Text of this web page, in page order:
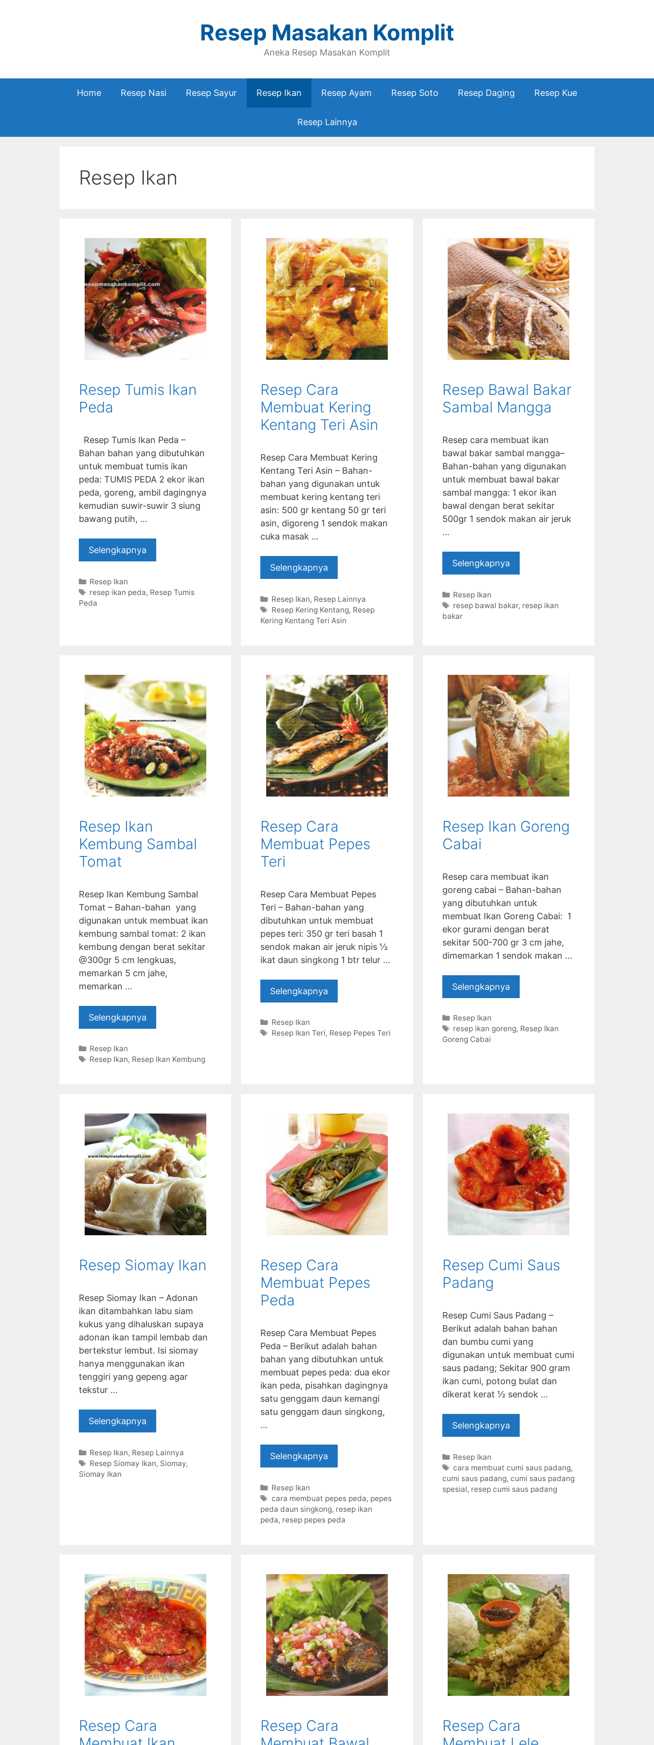
Resep Masakan Komplit
Aneka Resep Masakan Komplit
Home Resep Nasi Resep Sayur Resep Ikan Resep Ayam Resep Soto Resep Daging Resep Kue
Resep Lainnya
Resep Ikan
Resep Tumis Ikan
Peda
Resep Tumis Ikan Peda –
Bahan bahan yang dibutuhkan
untuk membuat tumis ikan
peda: TUMIS PEDA 2 ekor ikan
peda, goreng, ambil dagingnya
kemudian suwir-suwir 3 siung
bawang putih, …
Selengkapnya
Categories
Resep Ikan
Tags
resep ikan peda, Resep Tumis
Peda
Resep Cara
Membuat Kering
Kentang Teri Asin
Resep Cara Membuat Kering
Kentang Teri Asin – Bahan-
bahan yang digunakan untuk
membuat kering kentang teri
asin: 500 gr kentang 50 gr teri
asin, digoreng 1 sendok makan
cuka masak …
Selengkapnya
Categories
Resep Ikan, Resep Lainnya
Tags
Resep Kering Kentang, Resep
Kering Kentang Teri Asin
Resep Bawal Bakar
Sambal Mangga
Resep cara membuat ikan
bawal bakar sambal mangga–
Bahan-bahan yang digunakan
untuk membuat bawal bakar
sambal mangga: 1 ekor ikan
bawal dengan berat sekitar
500gr 1 sendok makan air jeruk
…
Selengkapnya
Categories
Resep Ikan
Tags
resep bawal bakar, resep ikan
bakar
Resep Ikan
Kembung Sambal
Tomat
Resep Ikan Kembung Sambal
Tomat – Bahan-bahan yang
digunakan untuk membuat ikan
kembung sambal tomat: 2 ikan
kembung dengan berat sekitar
@300gr 5 cm lengkuas,
memarkan 5 cm jahe,
memarkan …
Selengkapnya
Categories
Resep Ikan
Tags
Resep Ikan, Resep Ikan Kembung
Resep Cara
Membuat Pepes
Teri
Resep Cara Membuat Pepes
Teri – Bahan-bahan yang
dibutuhkan untuk membuat
pepes teri: 350 gr teri basah 1
sendok makan air jeruk nipis ½
ikat daun singkong 1 btr telur …
Selengkapnya
Categories
Resep Ikan
Tags
Resep Ikan Teri, Resep Pepes Teri
Resep Ikan Goreng
Cabai
Resep cara membuat ikan
goreng cabai – Bahan-bahan
yang dibutuhkan untuk
membuat Ikan Goreng Cabai: 1
ekor gurami dengan berat
sekitar 500-700 gr 3 cm jahe,
dimemarkan 1 sendok makan …
Selengkapnya
Categories
Resep Ikan
Tags
resep ikan goreng, Resep Ikan
Goreng Cabai
Resep Siomay Ikan
Resep Siomay Ikan – Adonan
ikan ditambahkan labu siam
kukus yang dihaluskan supaya
adonan ikan tampil lembab dan
bertekstur lembut. Isi siomay
hanya menggunakan ikan
tenggiri yang gepeng agar
tekstur …
Selengkapnya
Categories
Resep Ikan, Resep Lainnya
Tags
Resep Siomay Ikan, Siomay,
Siomay Ikan
Resep Cara
Membuat Pepes
Peda
Resep Cara Membuat Pepes
Peda – Berikut adalah bahan
bahan yang dibutuhkan untuk
membuat pepes peda: dua ekor
ikan peda, pisahkan dagingnya
satu genggam daun kemangi
satu genggam daun singkong,
…
Selengkapnya
Categories
Resep Ikan
Tags
cara membuat pepes peda, pepes
peda daun singkong, resep ikan
peda, resep pepes peda
Resep Cumi Saus
Padang
Resep Cumi Saus Padang –
Berikut adalah bahan bahan
dan bumbu cumi yang
digunakan untuk membuat cumi
saus padang; Sekitar 900 gram
ikan cumi, potong bulat dan
dikerat kerat ½ sendok …
Selengkapnya
Categories
Resep Ikan
Tags
cara membuat cumi saus padang,
cumi saus padang, cumi saus padang
spesial, resep cumi saus padang
Resep Cara
Resep Cara
Resep Cara